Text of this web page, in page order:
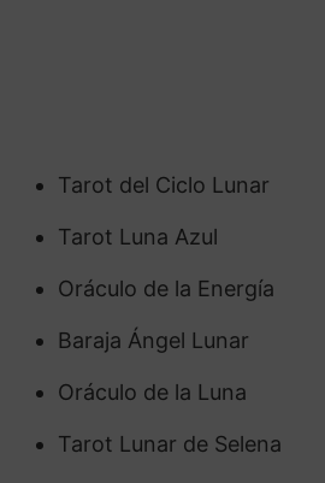
Tarot del Ciclo Lunar
Tarot Luna Azul
Oráculo de la Energía
Baraja Ángel Lunar
Oráculo de la Luna
Tarot Lunar de Selena